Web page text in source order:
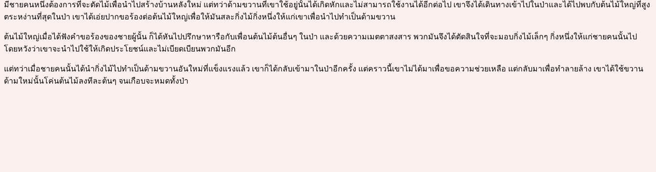
มีชายคนหนึ่งต้องการที่จะตัดไม้เพื่อนำไปสร้างบ้านหลังใหม่ แต่ทว่าด้ามขวานที่เขาใช้อยู่นั้นได้เกิดหักและไม่สามารถใช้งานได้อีกต่อไป เขาจึงได้เดินทางเข้าไปในป่าและได้ไปพบกับต้นไม้ใหญ่ที่สูง
ตระหง่านที่สุดในป่า เขาได้เอ่ยปากขอร้องต่อต้นไม้ใหญ่เพื่อให้มันสละกิ่งไม้กิ่งหนึ่งให้แก่เขาเพื่อนำไปทำเป็นด้ามขวาน
ต้นไม้ใหญ่เมื่อได้ฟังคำขอร้องของชายผู้นั้น ก็ได้หันไปปรึกษาหารือกับเพื่อนต้นไม้ต้นอื่นๆ ในป่า และด้วยความเมตตาสงสาร พวกมันจึงได้ตัดสินใจที่จะมอบกิ่งไม้เล็กๆ กิ่งหนึ่งให้แก่ชายคนนั้นไป
โดยหวังว่าเขาจะนำไปใช้ให้เกิดประโยชน์และไม่เบียดเบียนพวกมันอีก
แต่ทว่าเมื่อชายคนนั้นได้นำกิ่งไม้ไปทำเป็นด้ามขวานอันใหม่ที่แข็งแรงแล้ว เขาก็ได้กลับเข้ามาในป่าอีกครั้ง แต่คราวนี้เขาไม่ได้มาเพื่อขอความช่วยเหลือ แต่กลับมาเพื่อทำลายล้าง เขาได้ใช้ขวาน
ด้ามใหม่นั้นโค่นต้นไม้ลงทีละต้นๆ จนเกือบจะหมดทั้งป่า